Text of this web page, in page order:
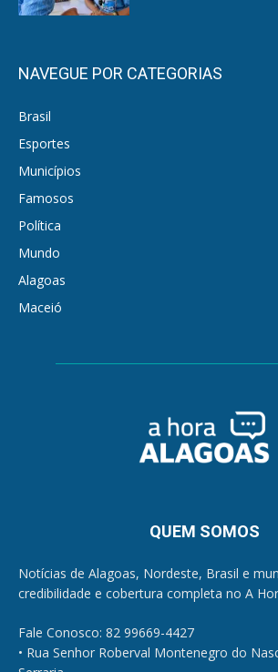
NAVEGUE POR CATEGORIAS
Brasil
Esportes
Municípios
Famosos
Política
Mundo
Alagoas
Maceió
QUEM SOMOS
Notícias de Alagoas, Nordeste, Brasil e
credibilidade e cobertura completa no A
Fale Conosco: 82 99669-4427
• Rua Senhor Roberval Montenegro do